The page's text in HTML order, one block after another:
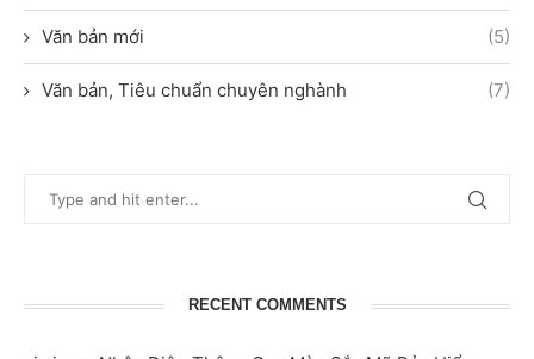
Văn bản mới (5)
Văn bản, Tiêu chuẩn chuyên nghành (7)
RECENT COMMENTS